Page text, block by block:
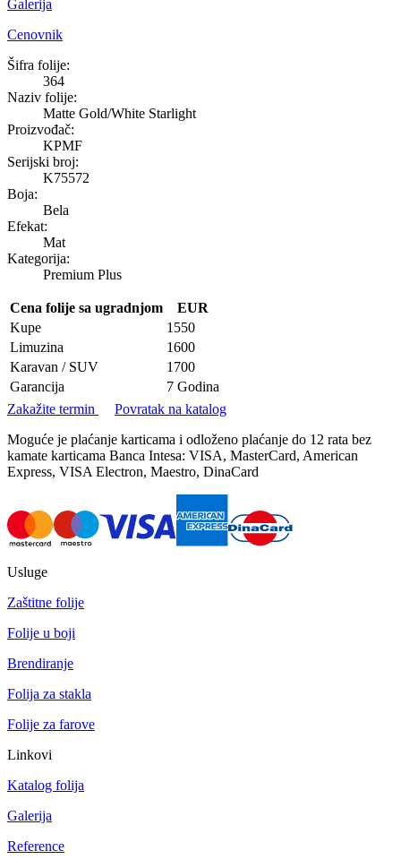
Galerija
Cenovnik
Matte Gold/White Starlight
Šifra folije:
364
Naziv folije:
Matte Gold/White Starlight
Proizvođač:
KPMF
Serijski broj:
K75572
Boja:
Bela
Efekat:
Mat
Kategorija:
Premium Plus
Cena folije sa ugradnjom
EUR
Kupe
1550
Limuzina
1600
Karavan / SUV
1700
Garancija
7 Godina
Zakažite termin
Povratak na katalog
Moguće je plaćanje karticama i odloženo plaćanje do 12 rata bez
kamate karticama Banca Intesa: VISA, MasterCard, American
Express, VISA Electron, Maestro, DinaCard
Usluge
Zaštitne folije
Folije u boji
Brendiranje
Folija za stakla
Folije za farove
Linkovi
Katalog folija
Galerija
Reference